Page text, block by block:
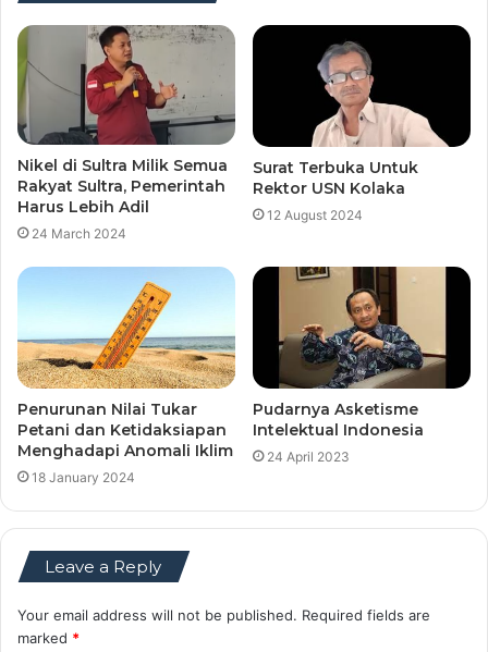
Nikel di Sultra Milik Semua
Rakyat Sultra, Pemerintah
Harus Lebih Adil
24 March 2024
Surat Terbuka Untuk
Rektor USN Kolaka
12 August 2024
Penurunan Nilai Tukar
Petani dan Ketidaksiapan
Menghadapi Anomali Iklim
18 January 2024
Pudarnya Asketisme
Intelektual Indonesia
24 April 2023
Leave a Reply
Your email address will not be published. Required fields are
marked *